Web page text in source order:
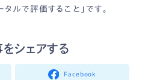
ルで評価すること」です。
シェアする
Facebook